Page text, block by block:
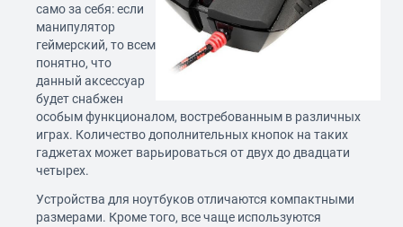
само за себя: если
манипулятор
геймерский, то всем
понятно, что
данный аксессуар
будет снабжен
особым функционалом, востребованным в различных
играх. Количество дополнительных кнопок на таких
гаджетах может варьироваться от двух до двадцати
четырех.
Устройства для ноутбуков отличаются компактными
размерами. Кроме того, все чаще используются